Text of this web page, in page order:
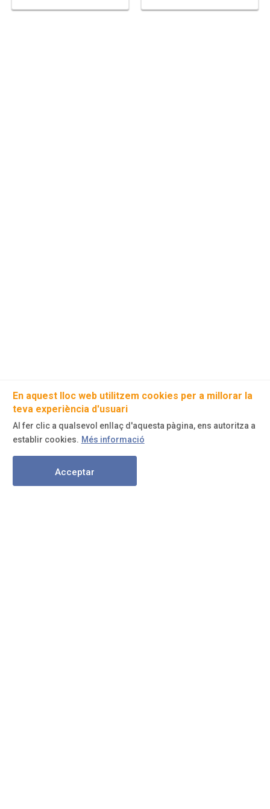
En aquest lloc web utilitzem cookies per a millorar la
teva experiència d'usuari
Al fer clic a qualsevol enllaç d'aquesta pàgina, ens autoritza a
establir cookies. Més informació
Acceptar